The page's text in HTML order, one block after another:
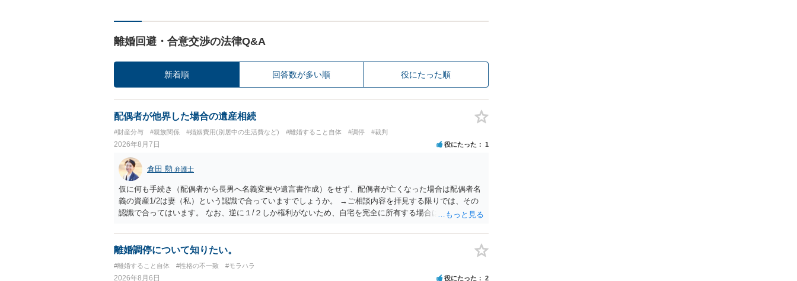
離婚回避・合意交渉の法律Q&A
新着順 回答数が多い順 役にたった順
配偶者が他界した場合の遺産相続
#財産分与 #親族関係 #婚姻費用(別居中の生活費など) #離婚すること自体 #調停 #裁判
2026年8月7日 役にたった 1
倉田 勲 弁護士
仮に何も手続き（配偶者から長男へ名義変更や遺言書作成）をせず、配偶者が亡くなった場合は配偶者名
義の資産1/2は妻（私）という認識で合っていますでしょうか。 →ご相談内容を拝見する限りでは、その
認識で合ってはいます。 なお、逆に１/２しか権利がないため、自宅を完全に所有する場合は、他の相続
離婚調停について知りたい。
#離婚すること自体 #性格の不一致 #モラハラ
2026年8月6日 役にたった 2